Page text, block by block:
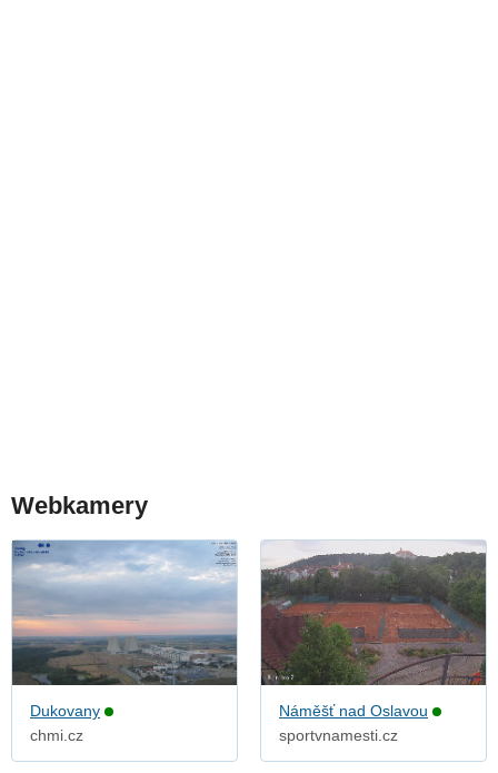
Webkamery
Dukovany
chmi.cz
Náměšť nad Oslavou
sportvnamesti.cz